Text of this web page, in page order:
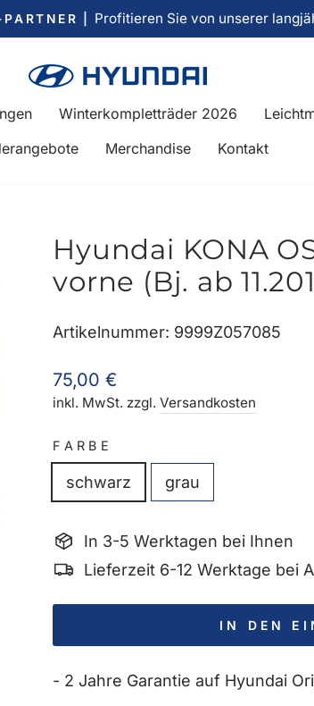
Pause
Diashow
| Profitieren Sie von unserer
Winterkompletträder 2026
Merchandise Kontakt
Hyundai KONA
vorne (Bj. ab
Artikelnummer: 9999Z057085
Normaler
Preis
75,00 €
inkl. MwSt. zzgl.Versandkosten
FARBE
schwarz grau
In 3-5 Werktagen bei Ihnen
Lieferzeit 6-12 Werktage bei
IN DEN
- 2 Jahre Garantie auf Hyundai